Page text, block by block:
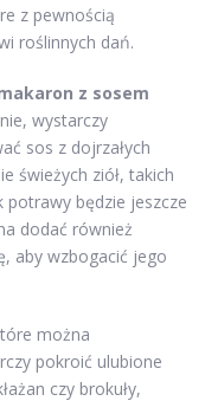
z pewnością
roślinnych dań.
z sosem
wystarczy
sos z dojrzałych
świeżych ziół, takich
potrawy będzie jeszcze
dodać również
aby wzbogacić jego
można
pokroić ulubione
czy brokuły,